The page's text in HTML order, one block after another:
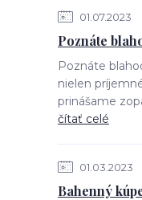
01.07.2023
Poznáte
Poznáte
nielen
prinášame
čítať celé
01.03.2023
Bahenný